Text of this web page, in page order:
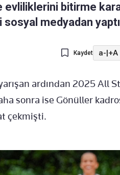
bitirme
medyadan
Kaydet a-|+A
ardından 2025 All
sonra ise Gönüller
çekmişti.